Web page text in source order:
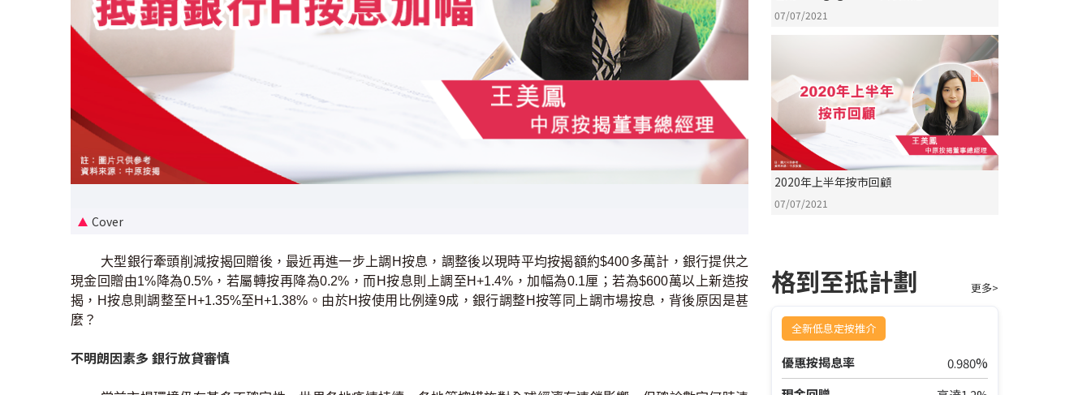
Cover
大型銀行牽頭削減按揭回贈後，最近再進一步上調H按息，調整後以現時平均按揭額約$400多萬計，銀行提供之
現金回贈由1%降為0.5%，若屬轉按再降為0.2%，而H按息則上調至H+1.4%，加幅為0.1厘；若為$600萬以上新造按
揭，H按息則調整至H+1.35%至H+1.38%。由於H按使用比例達9成，銀行調整H按等同上調市場按息，背後原因是甚
麼？
不明朗因素多 銀行放貸審慎
07/07/2021
2020年上半年按市回顧
07/07/2021
格到至抵計劃 更多>
全新低息定按推介
優惠按揭息率 0.980%